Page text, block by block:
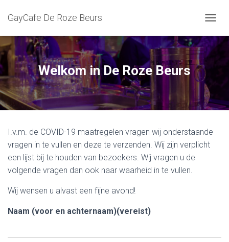
GayCafe De Roze Beurs
O
G
G
A
V
A
Welkom in De Roze Beurs
I.v.m. de COVID-19 maatregelen vragen wij onderstaande
vragen in te vullen en deze te verzenden. Wij zijn verplicht
een lijst bij te houden van bezoekers. Wij vragen u de
volgende vragen dan ook naar waarheid in te vullen.
Wij wensen u alvast een fijne avond!
Naam (voor en achternaam)(vereist)